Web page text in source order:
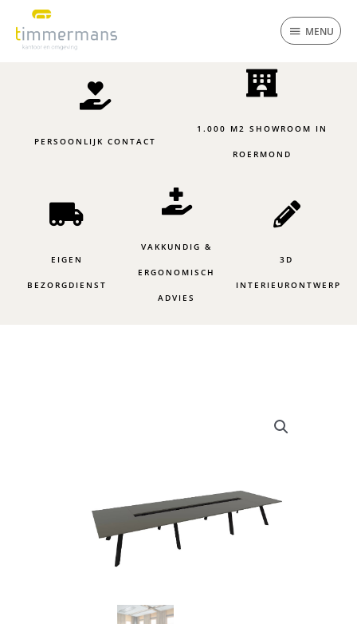
inhoud
MENU
PERSOONLIJK CONTACT
1.000 M2 SHOWROOM IN
ROERMOND
EIGEN
BEZORGDIENST
VAKKUNDIG &
ERGONOMISCH
ADVIES
3D
INTERIEURONTWERP